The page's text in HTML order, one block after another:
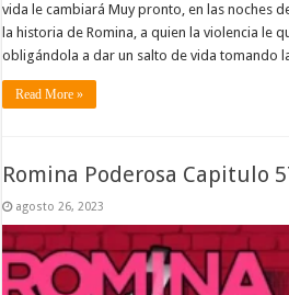
vida le cambiará Muy pronto, en las noches
la historia de Romina, a quien la violencia le
obligándola a dar un salto de vida tomando
Read More »
Romina Poderosa Capitulo
agosto 26, 2023